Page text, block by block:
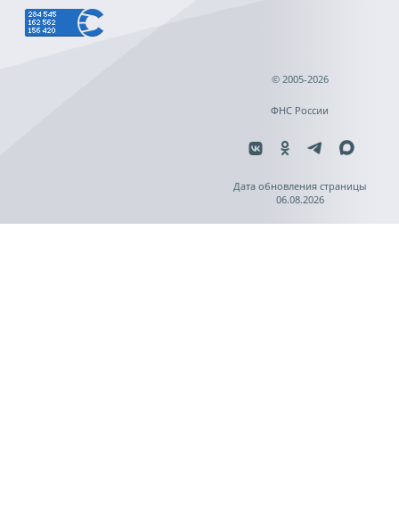
© 2005-2026
ФНС России
Дата обновления страницы
06.08.2026